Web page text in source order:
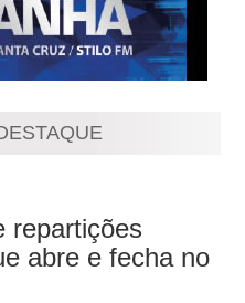
repartições
abre e fecha no